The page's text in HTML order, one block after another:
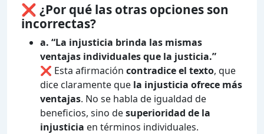
❌ ¿Por qué las otras opciones son
incorrectas?
a. “La injusticia brinda las mismas
ventajas individuales que la justicia.”
❌ Esta afirmación contradice el texto, que
dice claramente que la injusticia ofrece más
ventajas. No se habla de igualdad de
beneficios, sino desuperioridad de la
injusticia en términos individuales.